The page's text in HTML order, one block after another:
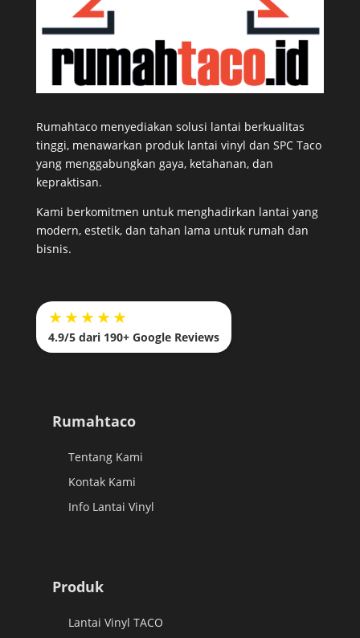
Rumahtaco menyediakan solusi lantai berkualitas
tinggi, menawarkan produk lantai vinyl dan SPC Taco
yang menggabungkan gaya, ketahanan, dan
kepraktisan.
Kami berkomitmen untuk menghadirkan lantai yang
modern, estetik, dan tahan lama untuk rumah dan
bisnis.
★★★★★
4.9/5 dari 190+ Google Reviews
Rumahtaco
Tentang Kami
Kontak Kami
Info Lantai Vinyl
Produk
Lantai Vinyl TACO